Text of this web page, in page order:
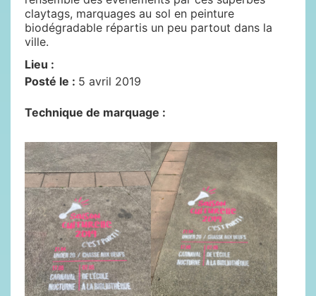
claytags, marquages au sol en peinture
biodégradable répartis un peu partout dans la
ville.
Lieu :
Posté le : 5 avril 2019
Technique de marquage :